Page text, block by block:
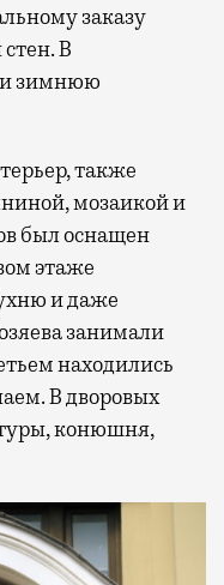
заказу
В
зимнюю
также
мозаикой и
был оснащен
этаже
и даже
занимали
находились
В дворовых
конюшня,